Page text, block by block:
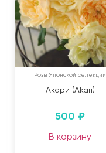
Розы Японской селекции
Акари (Akari)
500 ₽
В корзину